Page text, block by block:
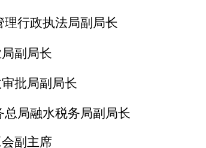
理行政执法局副局长
副局长
批局副局长
总局融水税务局副局长
副主席